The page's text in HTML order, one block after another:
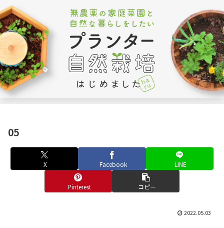
05
X Facebook LINE
Pinterest コピー
2022.05.03